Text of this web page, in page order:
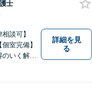
お気軽にご
士
談可】
室完備】
いく解決
詳細を見
る